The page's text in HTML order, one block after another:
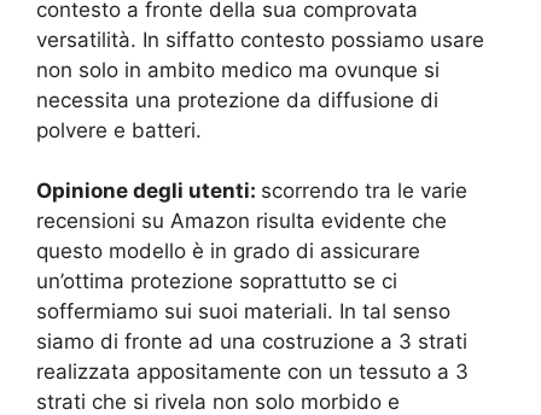
contesto a fronte della sua comprovata
versatilità. In siffatto contesto possiamo usare
non solo in ambito medico ma ovunque si
necessita una protezione da diffusione di
polvere e batteri.
Opinione degli utenti: scorrendo tra le varie
recensioni su Amazon risulta evidente che
questo modello è in grado di assicurare
un’ottima protezione soprattutto se ci
soffermiamo sui suoi materiali. In tal senso
siamo di fronte ad una costruzione a 3 strati
realizzata appositamente con un tessuto a 3
strati che si rivela non solo morbido e